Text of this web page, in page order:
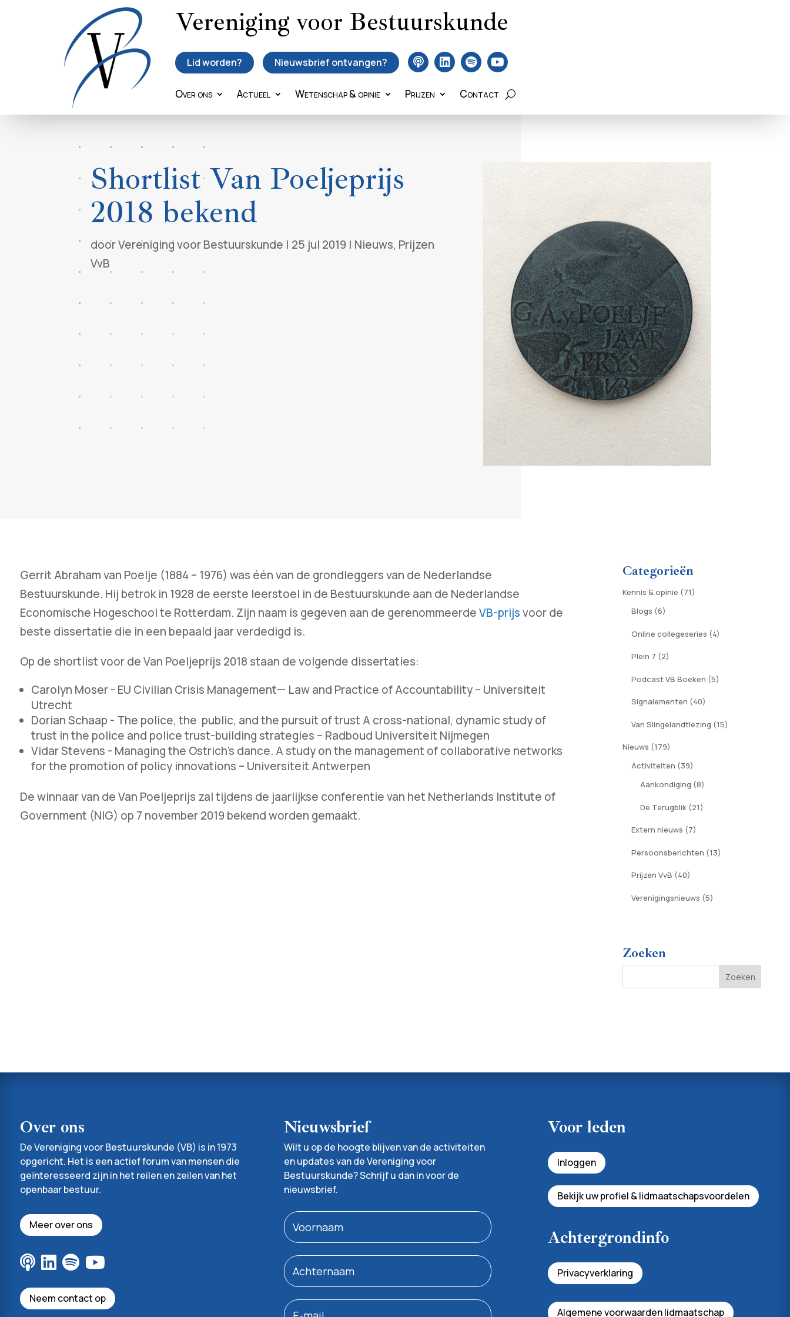
Vereniging voor Bestuurskunde
Lid worden? Nieuwsbrief ontvangen?
Over ons Actueel Wetenschap & opinie Prijzen Contact
Shortlist Van Poeljeprijs
2018 bekend
doorVereniging voor Bestuurskunde | 25 jul 2019 | Nieuws, Prijzen
VvB
Gerrit Abraham van Poelje (1884 – 1976) was één van de grondleggers van de Nederlandse
Bestuurskunde. Hij betrok in 1928 de eerste leerstoel in de Bestuurskunde aan de Nederlandse
Economische Hogeschool te Rotterdam. Zijn naam is gegeven aan de gerenommeerdeVB-prijsvoor de
beste dissertatie die in een bepaald jaar verdedigd is.
Op de shortlist voor de Van Poeljeprijs 2018 staan de volgende dissertaties:
Carolyn Moser - EU Civilian Crisis Management— Law and Practice of Accountability – Universiteit
Utrecht
Dorian Schaap - The police, the public, and the pursuit of trust A cross-national, dynamic study of
trust in the police and police trust-building strategies – Radboud Universiteit Nijmegen
Vidar Stevens - Managing the Ostrich’s dance. A study on the management of collaborative networks
for the promotion of policy innovations – Universiteit Antwerpen
De winnaar van de Van Poeljeprijs zal tijdens de jaarlijkse conferentie van het Netherlands Institute of
Government (NIG) op 7 november 2019 bekend worden gemaakt.
Categorieën
Kennis & opinie (71)
Blogs (6)
Online collegeseries (4)
Plein 7 (2)
Podcast VB Boeken (5)
Signalementen (40)
Van Slingelandtlezing (15)
Nieuws (179)
Activiteiten (39)
Aankondiging (8)
De Terugblik(21)
Extern nieuws (7)
Persoonsberichten (13)
Prijzen VvB (40)
Verenigingsnieuws (5)
Zoeken
Over ons
De Vereniging voor Bestuurskunde (VB) is in 1973
opgericht. Het is een actief forum van mensen die
geïnteresseerd zijn in het reilen en zeilen van het
openbaar bestuur.
Meer over ons
Neem contact op
Nieuwsbrief
Wilt u op de hoogte blijven van de activiteiten
en updates van de Vereniging voor
Bestuurskunde? Schrijf u dan in voor de
nieuwsbrief.
Voor leden
Inloggen
Bekijk uw profiel & lidmaatschapsvoordelen
Achtergrondinfo
Privacyverklaring
Algemene voorwaarden lidmaatschap